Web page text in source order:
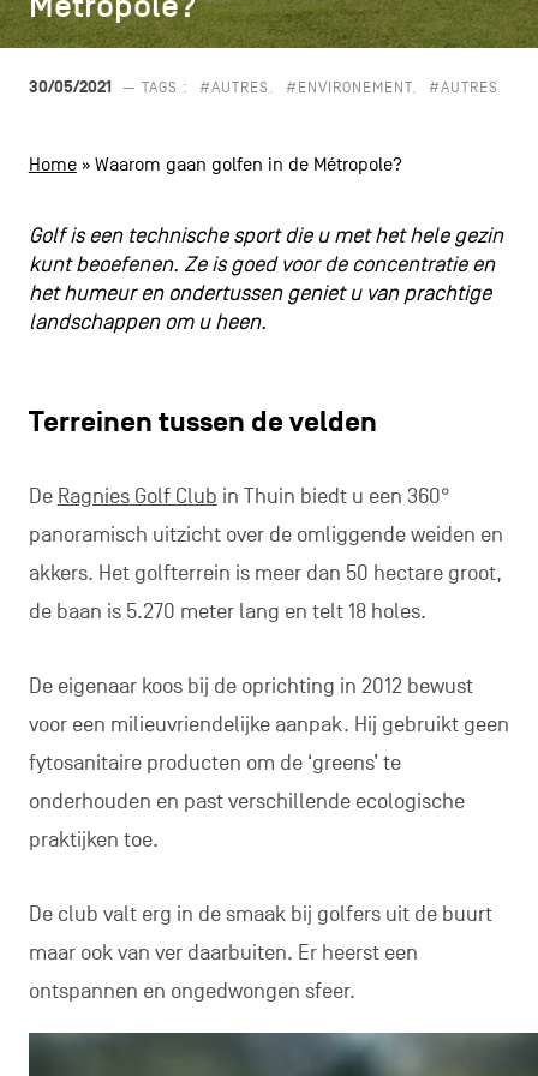
navigatie
FacebookInstagramYoutubeLinkedIn
30/05/2021 — TAGS : #AUTRES #ENVIRONEMENT #AUTRES
Home» Waarom gaan golfen in de Métropole?
Golf is een technische sport die u met het hele gezin
kunt beoefenen. Ze is goed voor de concentratie en
het humeur en ondertussen geniet u van prachtige
landschappen om u heen.
Terreinen tussen de velden
De Ragnies Golf Club in Thuin biedt u een 360°
panoramisch uitzicht over de omliggende weiden en
akkers. Het golfterrein is meer dan 50 hectare groot,
de baan is 5.270 meter lang en telt 18 holes.
De eigenaar koos bij de oprichting in 2012 bewust
voor een milieuvriendelijke aanpak. Hij gebruikt geen
fytosanitaire producten om de ‘greens’ te
onderhouden en past verschillende ecologische
praktijken toe.
De club valt erg in de smaak bij golfers uit de buurt
maar ook van ver daarbuiten. Er heerst een
ontspannen en ongedwongen sfeer.